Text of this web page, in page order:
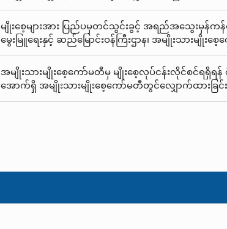
မျိုးစေ့များအား ပြည်ပမှတင်သွင်းခွင့် အရည်အသွေးမှန်
မွေးမြူရေးနှင့် ဆည်မြောင်းဝန်ကြီးဌာန၊ အမျိုးသားမျိုး
အမျိုးသားမျိုးစေ့ကော်မတီမှ မျိုးစေ့လုပ်ငန်းလိုင်စင်ရရှိရန် စို
အောက်ရှိ အမျိုးသားမျိုးစေ့ကော်မတီတွင်လျှောက်ထားခြင်း